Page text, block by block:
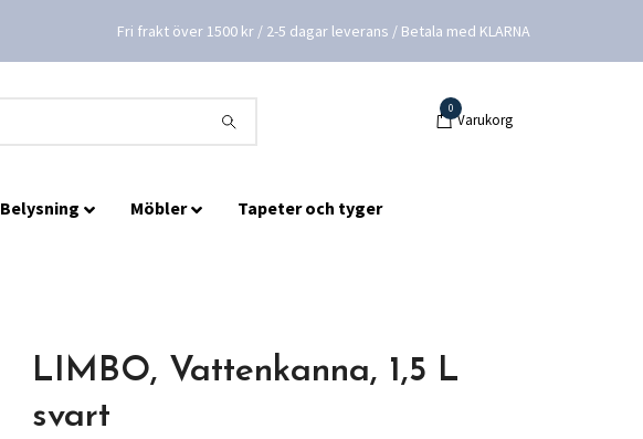
Fri frakt över 1500 kr / 2-5 dagar leverans / Betala med KLARNA
0
Varukorg
Belysning Möbler Tapeter och tyger
LIMBO, Vattenkanna, 1,5 L
svart